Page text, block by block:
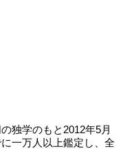
独学のもと2012年5月
一万人以上鑑定し、全